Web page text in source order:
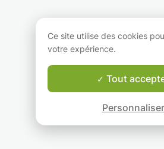
Ce site utilise des cookies
votre expérience.
Tout
Personnaliser